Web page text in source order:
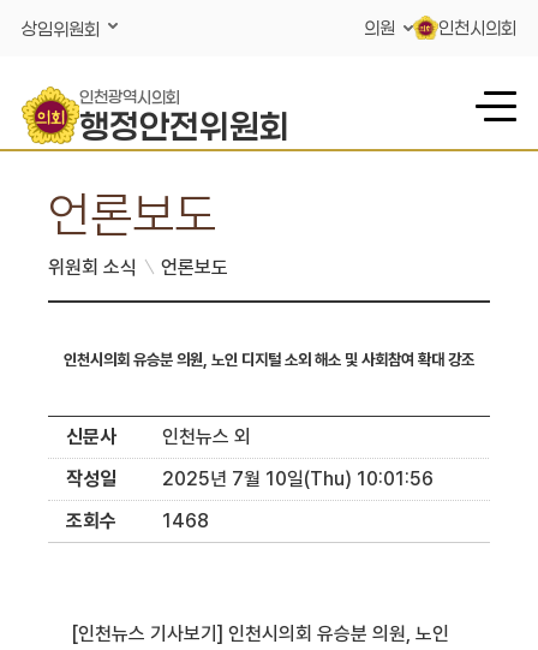
상임위원회 의원 인천시의회
인천광역시의회
행정안전위원회
언론보도
위원회 소식 언론보도
인천시의회 유승분 의원, 노인 디지털 소외 해소 및 사회참여 확대 강조
신문사
인천뉴스 외
작성일
2025년 7월 10일(Thu) 10:01:56
조회수
1468
[인천뉴스 기사보기] 인천시의회 유승분 의원, 노인